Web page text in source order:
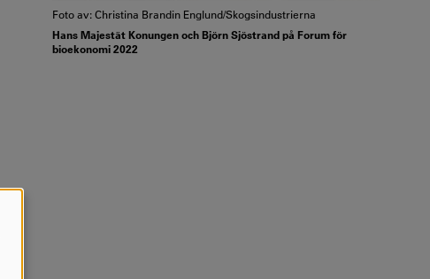
Foto av: Christina Brandin Englund/Skogsindustrierna
Hans Majestät Konungen och Björn Sjöstrand på Forum för
bioekonomi 2022